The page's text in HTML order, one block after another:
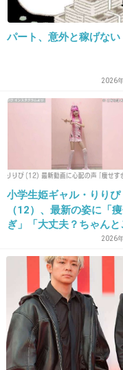
19. 匿名 2018/04/16(月) 10:14:15
漫画もアニメも見
木梨かぁ…と思っ
のなら観にいっ
2018/04/16(月) 10:15:35
深夜アニメが凄惨
た。救いが無いと
映画は軽めなのか
21. 匿名2018/04/16(月) 10:15:41
>>5
箔だよ。
パート、意外と稼げない
2026
小学生姫ギャル・りりぴ
（12）、最新の姿に「
ぎ」「大丈夫？ちゃんと
食べてね」など心配の声
2026